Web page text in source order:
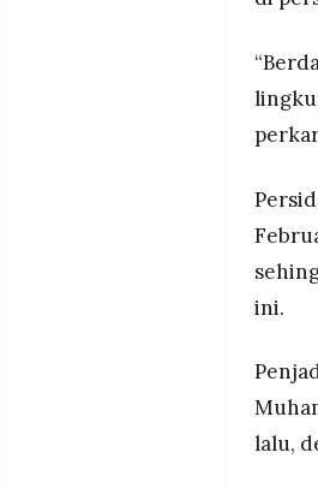
ini.
lalu,